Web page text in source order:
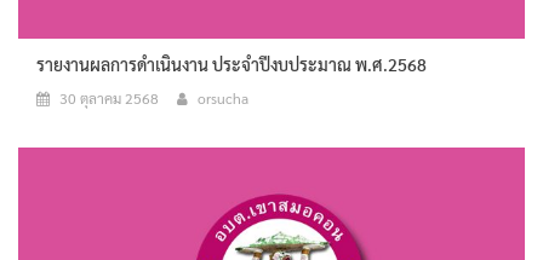
รายงานผลการดำเนินงาน ประจำปีงบประมาณ พ.ศ.2568
30 ตุลาคม 2568 orsucha